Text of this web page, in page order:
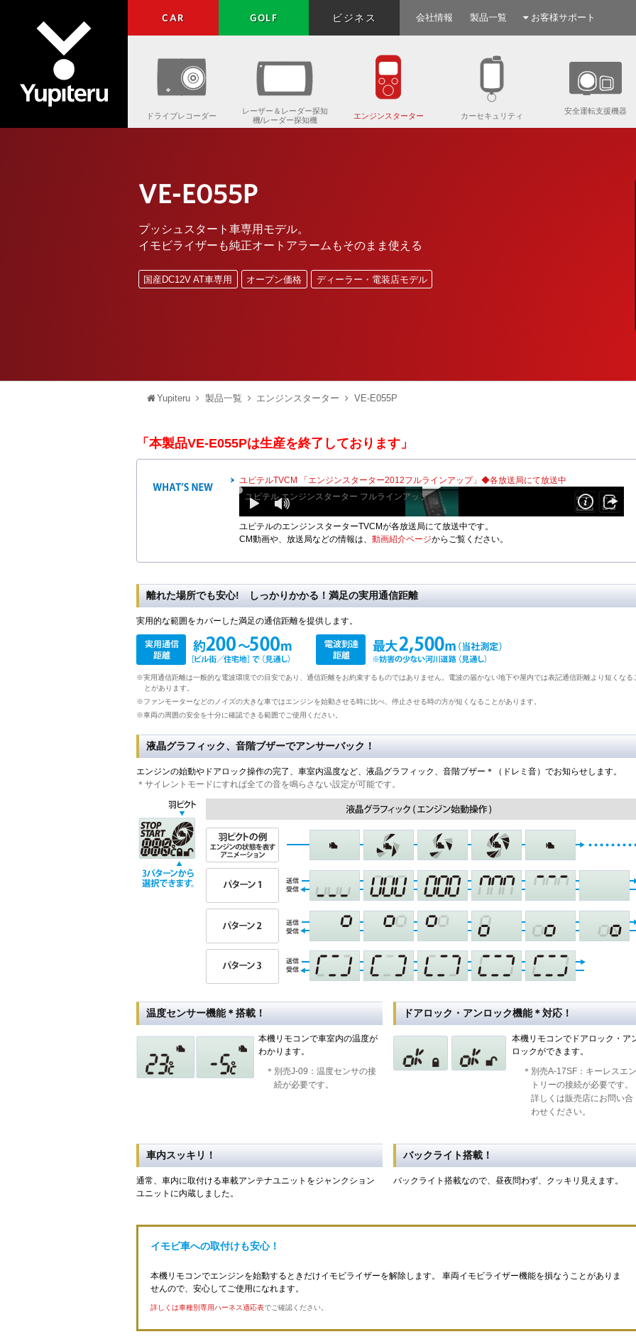
CAR GOLF ビジネス 会社情報 製品一覧 お客様サポート
ドライブレコーダー
レーザー＆レーダー探知
機/レーダー探知機
エンジンスターター カーセキュリティ
安全運転支援機器
VE-E055P
プッシュスタート車専用モデル。
イモビライザーも純正オートアラームもそのまま使える
国産DC12V AT車専用 オープン価格 ディーラー・電装店モデル
Yupiteru 製品一覧 エンジンスターター VE-E055P
「本製品VE-E055Pは生産を終了しております」
ユピテルTVCM 「エンジンスターター2012フルラインアップ」◆各放送局にて放送中
ユピテル エンジンスターター フルラインアップ
links
play
play sound 360p
ユピテルのエンジンスターターTVCMが各放送局にて放送中です。
CM動画や、放送局などの情報は、 動画紹介ページからご覧ください。
離れた場所でも安心! しっかりかかる！満足の実用通信距離
実用的な範囲をカバーした満足の通信距離を提供します。
※実用通信距離は一般的な電波環境での目安であり、通信距離をお約束するものではありません。電波の届かない地下や屋内では表記通信距離より短くなる
とがあります。
※ファンモーターなどのノイズの大きな車ではエンジンを始動させる時に比べ、停止させる時の方が短くなることがあります。
※車両の周囲の安全を十分に確認できる範囲でご使用ください。
液晶グラフィック、音階ブザーでアンサーバック！
エンジンの始動やドアロック操作の完了、車室内温度など、液晶グラフィック、音階ブザー＊（ドレミ音）でお知らせします。
＊サイレントモードにすれば全ての音を鳴らさない設定が可能です。
温度センサー機能＊搭載！
本機リモコンで車室内の温度が
わかります。
＊別売J-09：温度センサの接
続が必要です。
ドアロック・アンロック機能＊対応！
本機リモコンでドアロック・ア
ロックができます。
＊別売A-17SF：キーレスエン
トリーの接続が必要です。
詳しくは販売店にお問い合
わせください。
車内スッキリ！
通常、車内に取付ける車載アンテナユニットをジャンクション
ユニットに内蔵しました。
バックライト搭載！
バックライト搭載なので、昼夜問わず、クッキリ見えます。
イモビ車への取付けも安心！
本機リモコンでエンジンを始動するときだけイモビライザーを解除します。 車両イモビライザー機能を損なうことがありま
せんので、安心してご使用になれます。
詳しくは車種別専用ハーネス適応表でご確認ください。